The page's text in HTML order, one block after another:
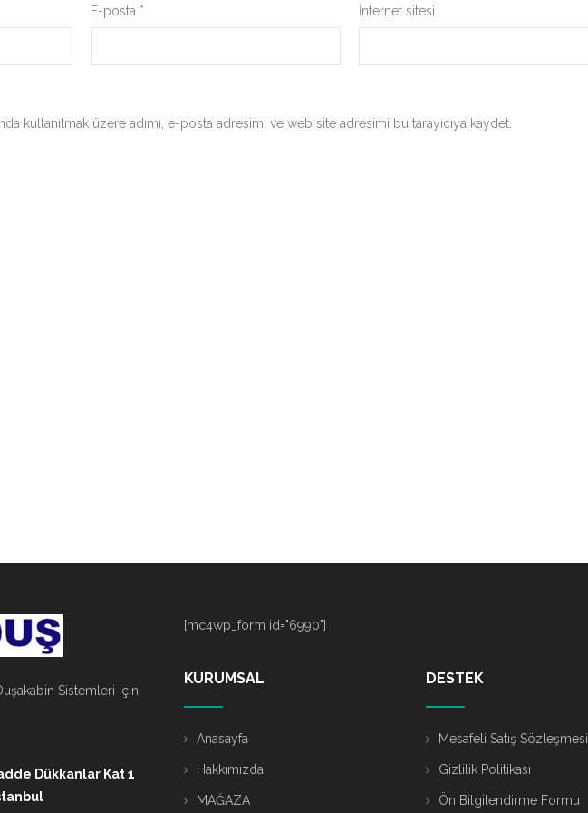
E-posta * İnternet sitesi
kullanılmak üzere adımı, e-posta adresimi ve web site adresimi bu tarayıcıya kaydet.
Sistemleri için
Dükkanlar Kat 1
[mc4wp_form id="6990"]
KURUMSAL
Anasayfa
Hakkımızda
MAĞAZA
DESTEK
Mesafeli Satış Sözleşmesi
Gizlilik Politikası
Ön Bilgilendirme Formu